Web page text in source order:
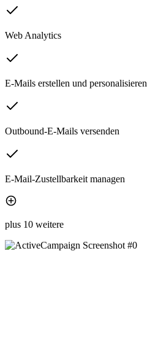
Web Analytics
E-Mails erstellen und personalisieren
Outbound-E-Mails versenden
E-Mail-Zustellbarkeit managen
plus 10 weitere